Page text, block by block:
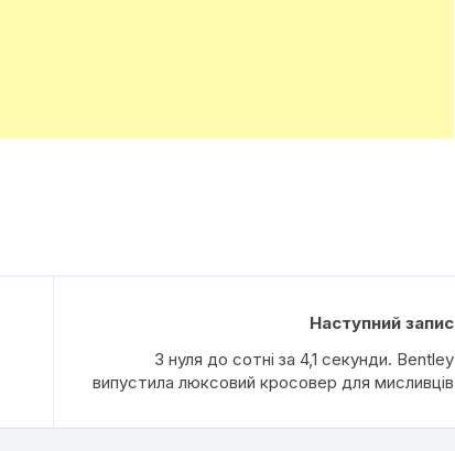
Наступний запис
З нуля до сотні за 4,1 секунди. Bentley
випустила люксовий кросовер для мисливців